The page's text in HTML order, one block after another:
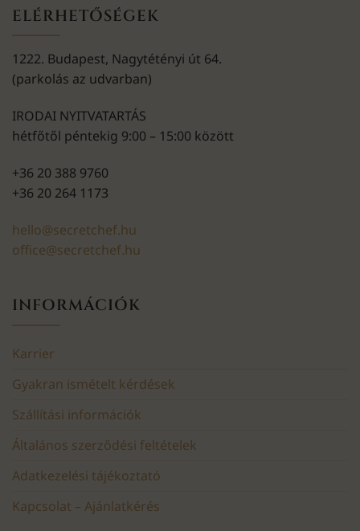
ELÉRHETŐSÉGEK
1222. Budapest, Nagytétényi út 64.
(parkolás az udvarban)
IRODAI NYITVATARTÁS
hétfőtől péntekig 9:00 – 15:00 között
+36 20 388 9760
+36 20 264 1173
hello@secretchef.hu
office@secretchef.hu
INFORMÁCIÓK
Karrier
Gyakran ismételt kérdések
Szállítási információk
Általános szerződési feltételek
Adatkezelési tájékoztató
Kapcsolat – Ajánlatkérés